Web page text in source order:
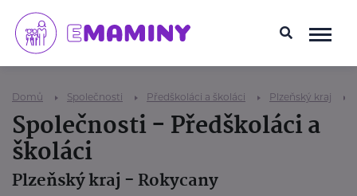
Domů Společnosti Předškoláci a školáci Plzeňský kraj
Společnosti - Předškoláci a
školáci
Plzeňský kraj - Rokycany